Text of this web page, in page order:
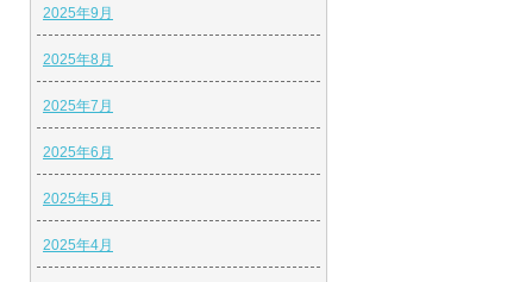
2025年9月
2025年8月
2025年7月
2025年6月
2025年5月
2025年4月